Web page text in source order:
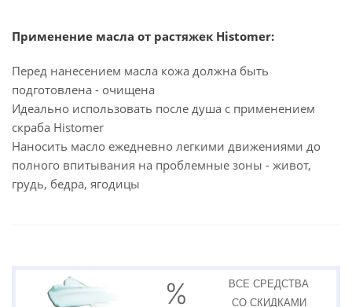
Применение масла от растяжек Histomer:
Перед нанесением масла кожа должна быть
подготовлена - очищена
Идеально использовать после душа с применением
скраба Histomer
Наносить масло ежедневно легкими движениями до
полного впитывания на проблемные зоны - живот,
грудь, бедра, ягодицы
ВСЕ СРЕДСТВА
СО СКИДКАМИ